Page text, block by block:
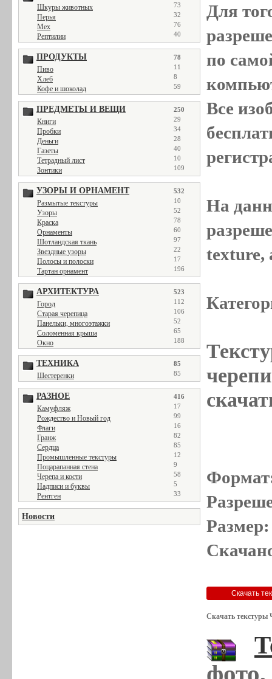
Шкуры животных 73
Перья 32
Мех 76
Рептилии 40
ПРОДУКТЫ 78
Пиво 11
Хлеб 8
Кофе и шоколад 59
ПРЕДМЕТЫ И ВЕЩИ 250
Книги 29
Пробки 34
Деньги 28
Газеты 40
Тетрадный лист 10
Зонтики 109
УЗОРЫ И ОРНАМЕНТ 532
Размытые текстуры 10
Узоры 52
Краска 78
Орнаменты 60
Шотландская ткань 97
Звездные узоры 22
Полосы и полоски 17
Тартан орнамент 196
АРХИТЕКТУРА 523
Город 112
Старая черепица 106
Панельки, многоэтажки 52
Соломенная крыша 65
Окно 188
ТЕХНИКА 85
Шестеренки 85
РАЗНОЕ 416
Камуфляж 17
Рождество и Новый год 99
Флаги 16
Гранж 82
Сердца 85
Промышленные текстуры 12
Поцарапанная стена 9
Черепа и кости 58
Надписи и буквы 5
Рентген 33
Новости
Для
по
Все
На
texture,
Скачать текстуры